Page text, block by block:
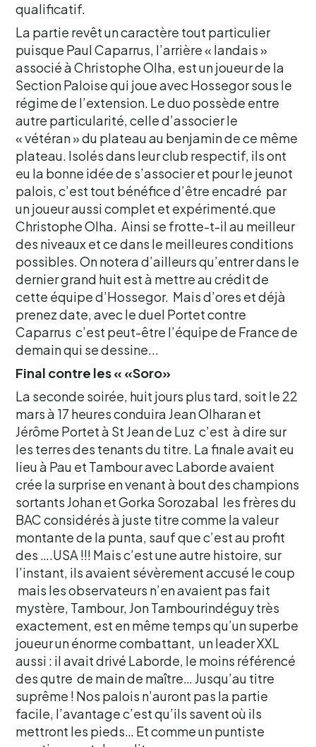
qualificatif.
La partie revêt un caractère tout particulier
puisque Paul Caparrus, l’arrière « landais »
associé à Christophe Olha, est un joueur de la
Section Paloise qui joue avec Hossegor sous le
régime de l’extension. Le duo possède entre
autre particularité, celle d’associer le
« vétéran » du plateau au benjamin de ce même
plateau. Isolés dans leur club respectif, ils ont
eu la bonne idée de s’associer et pour le jeunot
palois, c’est tout bénéfice d’être encadré par
un joueur aussi complet et expérimenté.que
Christophe Olha. Ainsi se frotte-t-il au meilleur
des niveaux et ce dans le meilleures conditions
possibles. On notera d’ailleurs qu’entrer dans le
dernier grand huit est à mettre au crédit de
cette équipe d’Hossegor. Mais d’ores et déjà
prenez date, avec le duel Portet contre
Caparrus c’est peut-être l’équipe de France de
demain qui se dessine...
Final contre les « «Soro»
La seconde soirée, huit jours plus tard, soit le 22
mars à 17 heures conduira Jean Olharan et
Jérôme Portet à St Jean de Luz c’est à dire sur
les terres des tenants du titre. La finale avait eu
lieu à Pau et Tambour avec Laborde avaient
crée la surprise en venant à bout des champions
sortants Johan et Gorka Sorozabal les frères du
BAC considérés à juste titre comme la valeur
montante de la punta, sauf que c’est au profit
des ….USA !!! Mais c’est une autre histoire, sur
l’instant, ils avaient sévèrement accusé le coup
mais les observateurs n’en avaient pas fait
mystère, Tambour, Jon Tambourindéguy très
exactement, est en même temps qu’un superbe
joueur un énorme combattant, un leader XXL
aussi : il avait drivé Laborde, le moins référencé
des qutre de main de maître… Jusqu’au titre
suprême ! Nos palois n’auront pas la partie
facile, l’avantage c’est qu’ils savent où ils
mettront les pieds… Et comme un puntiste